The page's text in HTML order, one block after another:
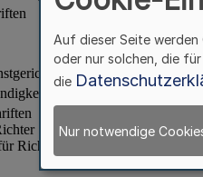
Auf dieser Seite werden
oder nur solchen, die
die
Nur notwendige